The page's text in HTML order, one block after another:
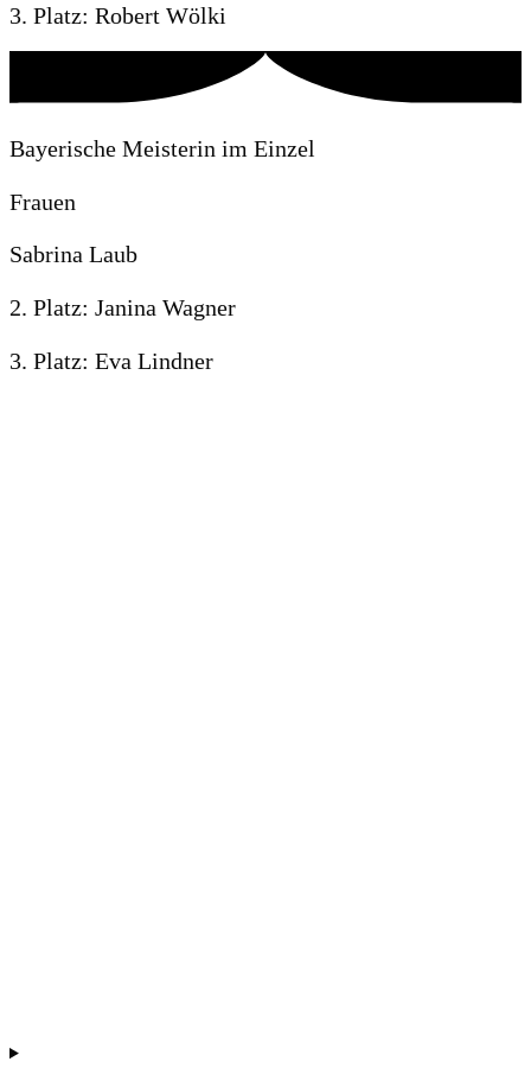
3. Platz: Robert Wölki
Bayerische Meisterin im Einzel
Frauen
Sabrina Laub
2. Platz: Janina Wagner
3. Platz: Eva Lindner